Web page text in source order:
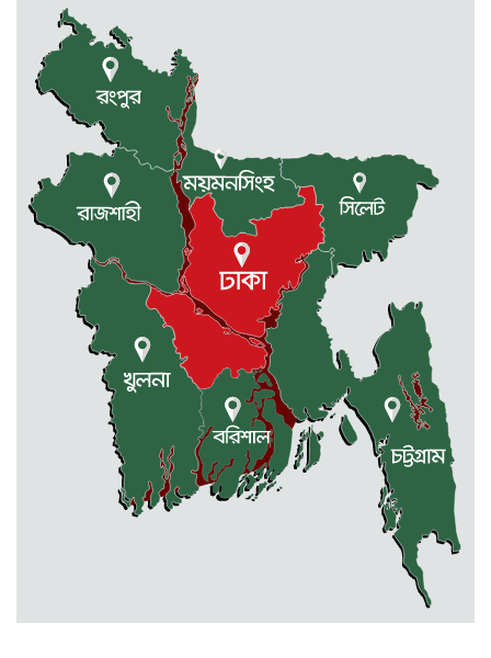
পূর্বধলায় রুক্কু মিয়াকে হত্যা চেষ্টার
আসামীদের গ্রেফতারের দাবীতে মানবন্ধন
ও বিক্ষোভ মিছিল
আবশ্যক
নেত্রকোনার দুর্গাপুরে ৬৩ বোতল
ভারতীয় মদসহ আটক -২
কেন্দুয়ায় ফাইভ ব্রাদার্স সোশাল
ওয়েলফেয়ার এসোসিয়েশনের উদ্যোগে
বৃক্ষরোপণ কর্মসূচী
মোহনগঞ্জ উপজেলা স্বাস্থ্য কম্প্লেক্স
কর্মকর্তা ডা. মোমেনুল এর অকাল মৃত্যু
অর্গানাইজেশনের উদ্যোগে ফ্রি মেডিক্যাল
ক্যাম্প অনুষ্ঠিত